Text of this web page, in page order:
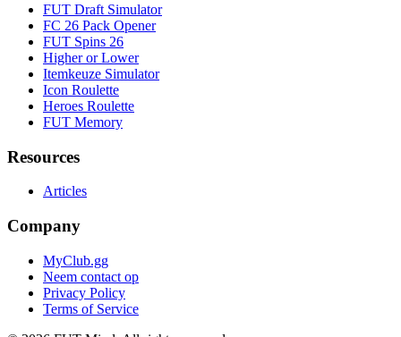
FUT Draft Simulator
FC 26 Pack Opener
FUT Spins 26
Higher or Lower
Itemkeuze Simulator
Icon Roulette
Heroes Roulette
FUT Memory
Resources
Articles
Company
MyClub.gg
Neem contact op
Privacy Policy
Terms of Service